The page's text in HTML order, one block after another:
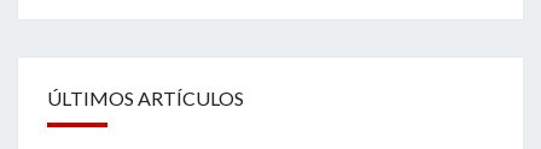
ÚLTIMOS ARTÍCULOS